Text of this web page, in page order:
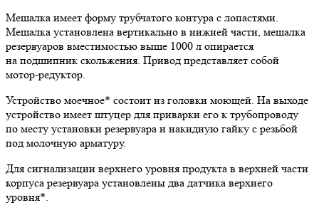
Мешалка имеет форму трубчатого контура с лопастями.
Мешалка установлена вертикально в нижней части, мешалка
резервуаров вместимостью выше 1000 л опирается
на подшипник скольжения. Привод представляет собой
мотор-редуктор.
Устройство моечное* состоит из головки моющей. На выходе
устройство имеет штуцер для приварки его к трубопроводу
по месту установки резервуара и накидную гайку с резьбой
под молочную арматуру.
Для сигнализации верхнего уровня продукта в верхней части
корпуса резервуара установлены два датчика верхнего
уровня*.